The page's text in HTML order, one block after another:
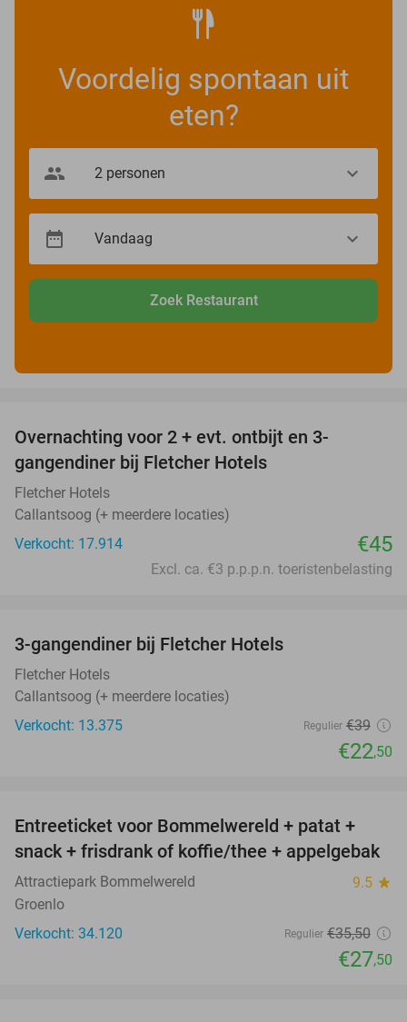
Voordelig spontaan uit
eten?
Zoek Restaurant
Overnachting voor 2 + evt. ontbijt en 3-
gangendiner bij Fletcher Hotels
Fletcher Hotels
Callantsoog (+ meerdere locaties)
Verkocht: 17.914
€45
Excl. ca. €3 p.p.p.n. toeristenbelasting
3-gangendiner bij Fletcher Hotels
Fletcher Hotels
Callantsoog (+ meerdere locaties)
Verkocht: 13.375
Regulier €39
€22,50
23%
Entreeticket voor Bommelwereld + patat +
snack + frisdrank of koffie/thee + appelgebak
Attractiepark Bommelwereld 9.5 star
Groenlo
Verkocht: 34.120
Regulier €35,50
€27,50